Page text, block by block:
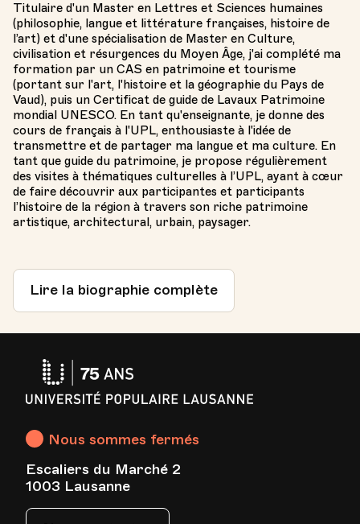
Titulaire d'un Master en Lettres et Sciences humaines
(philosophie, langue et littérature françaises, histoire de
l’art) et d'une spécialisation de Master en Culture,
civilisation et résurgences du Moyen Âge, j'ai complété ma
formation par un CAS en patrimoine et tourisme
(portant sur l'art, l'histoire et la géographie du Pays de
Vaud), puis un Certificat de guide de Lavaux Patrimoine
mondial UNESCO. En tant qu'enseignante, je donne des
cours de français à l'UPL, enthousiaste à l'idée de
transmettre et de partager ma langue et ma culture. En
tant que guide du patrimoine, je propose régulièrement
des visites à thématiques culturelles à l’UPL, ayant à cœur
de faire découvrir aux participantes et participants
l’histoire de la région à travers son riche patrimoine
artistique, architectural, urbain, paysager.
Lire la biographie complète
Nous sommes fermés
Escaliers du Marché 2
1003 Lausanne